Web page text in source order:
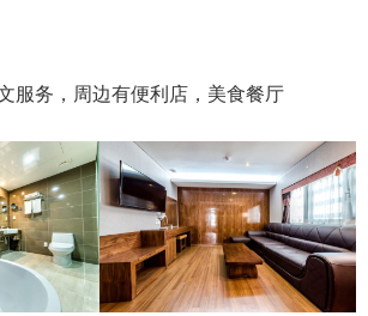
服务，周边有便利店，美食餐厅